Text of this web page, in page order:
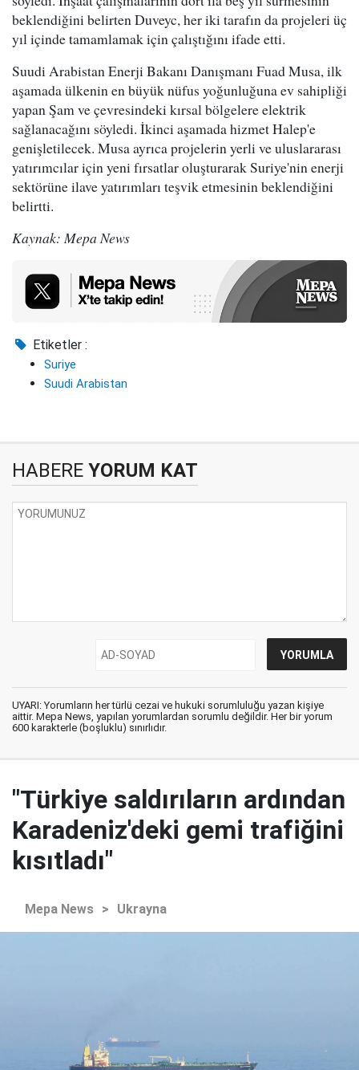
beklendiğini belirten Duveyc, her iki tarafın da projeleri üç
yıl içinde tamamlamak için çalıştığını ifade etti.
Suudi Arabistan Enerji Bakanı Danışmanı Fuad Musa, ilk
aşamada ülkenin en büyük nüfus yoğunluğuna ev sahipliği
yapan Şam ve çevresindeki kırsal bölgelere elektrik
sağlanacağını söyledi. İkinci aşamada hizmet Halep'e
genişletilecek. Musa ayrıca projelerin yerli ve uluslararası
yatırımcılar için yeni fırsatlar oluşturarak Suriye'nin enerji
sektörüne ilave yatırımları teşvik etmesinin beklendiğini
belirtti.
Kaynak: Mepa News
Etiketler :
Suriye
Suudi Arabistan
HABERE YORUM KAT
UYARI: Yorumların her türlü cezai ve hukuki sorumluluğu yazan kişiye
aittir. Mepa News, yapılan yorumlardan sorumlu değildir. Her bir yorum
600 karakterle (boşluklu) sınırlıdır.
"Türkiye saldırıların ardından
Karadeniz'deki gemi trafiğini
kısıtladı"
Mepa News > Ukrayna